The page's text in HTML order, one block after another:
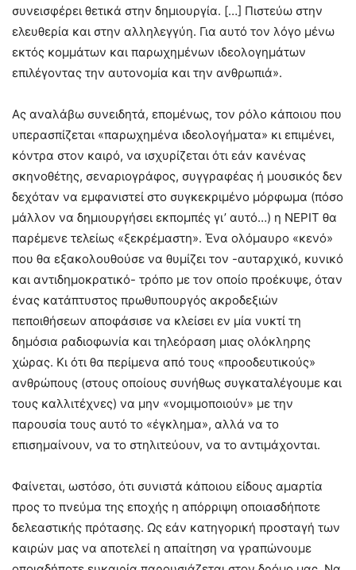
συνεισφέρει θετικά στην δημιουργία. […] Πιστεύω στην
ελευθερία και στην αλληλεγγύη. Για αυτό τον λόγο μένω
εκτός κομμάτων και παρωχημένων ιδεολογημάτων
επιλέγοντας την αυτονομία και την ανθρωπιά».
Ας αναλάβω συνειδητά, επομένως, τον ρόλο κάποιου που
υπερασπίζεται «παρωχημένα ιδεολογήματα» κι επιμένει,
κόντρα στον καιρό, να ισχυρίζεται ότι εάν κανένας
σκηνοθέτης, σεναριογράφος, συγγραφέας ή μουσικός δεν
δεχόταν να εμφανιστεί στο συγκεκριμένο μόρφωμα (πόσο
μάλλον να δημιουργήσει εκπομπές γι’ αυτό…) η ΝΕΡΙΤ θα
παρέμενε τελείως «ξεκρέμαστη». Ένα ολόμαυρο «κενό»
που θα εξακολουθούσε να θυμίζει τον -αυταρχικό, κυνικό
και αντιδημοκρατικό- τρόπο με τον οποίο προέκυψε, όταν
ένας κατάπτυστος πρωθυπουργός ακροδεξιών
πεποιθήσεων αποφάσισε να κλείσει εν μία νυκτί τη
δημόσια ραδιοφωνία και τηλεόραση μιας ολόκληρης
χώρας. Κι ότι θα περίμενα από τους «προοδευτικούς»
ανθρώπους (στους οποίους συνήθως συγκαταλέγουμε και
τους καλλιτέχνες) να μην «νομιμοποιούν» με την
παρουσία τους αυτό το «έγκλημα», αλλά να το
επισημαίνουν, να το στηλιτεύουν, να το αντιμάχονται.
Φαίνεται, ωστόσο, ότι συνιστά κάποιου είδους αμαρτία
προς το πνεύμα της εποχής η απόρριψη οποιασδήποτε
δελεαστικής πρότασης. Ως εάν κατηγορική προσταγή των
καιρών μας να αποτελεί η απαίτηση να γραπώνουμε